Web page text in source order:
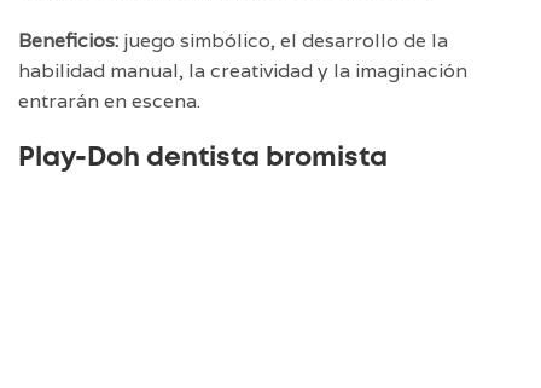
Beneficios: juego simbólico, el desarrollo de la
habilidad manual, la creatividad y la imaginación
entrarán en escena.
Play-Doh dentista bromista